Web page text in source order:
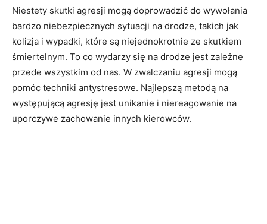
Niestety skutki agresji mogą doprowadzić do wywołania
bardzo niebezpiecznych sytuacji na drodze, takich jak
kolizja i wypadki, które są niejednokrotnie ze skutkiem
śmiertelnym. To co wydarzy się na drodze jest zależne
przede wszystkim od nas. W zwalczaniu agresji mogą
pomóc techniki antystresowe. Najlepszą metodą na
występującą agresję jest unikanie i niereagowanie na
uporczywe zachowanie innych kierowców.